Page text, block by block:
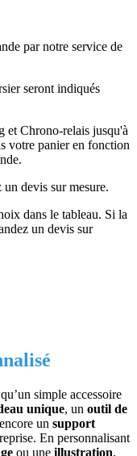
par notre service de
seront indiqués
et Chrono-relais jusqu'à
votre panier en fonction
devis sur mesure.
dans le tableau. Si la
un devis sur
simple accessoire
unique, un outil de
un support
En personnalisant
ou une illustration,